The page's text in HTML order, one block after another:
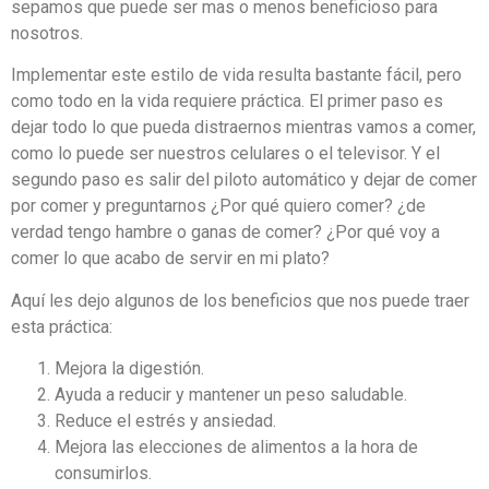
sepamos que puede ser mas o menos beneficioso para
nosotros.
Implementar este estilo de vida resulta bastante fácil, pero
como todo en la vida requiere práctica. El primer paso es
dejar todo lo que pueda distraernos mientras vamos a comer,
como lo puede ser nuestros celulares o el televisor. Y el
segundo paso es salir del piloto automático y dejar de comer
por comer y preguntarnos ¿Por qué quiero comer? ¿de
verdad tengo hambre o ganas de comer? ¿Por qué voy a
comer lo que acabo de servir en mi plato?
Aquí les dejo algunos de los beneficios que nos puede traer
esta práctica:
Mejora la digestión.
Ayuda a reducir y mantener un peso saludable.
Reduce el estrés y ansiedad.
Mejora las elecciones de alimentos a la hora de
consumirlos.